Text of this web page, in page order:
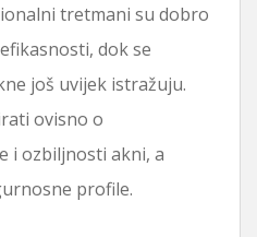
tretmani su dobro
dok se
još uvijek istražuju.
ovisno o
i ozbiljnosti akni, a
profile.